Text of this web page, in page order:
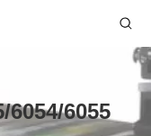
6054/6055